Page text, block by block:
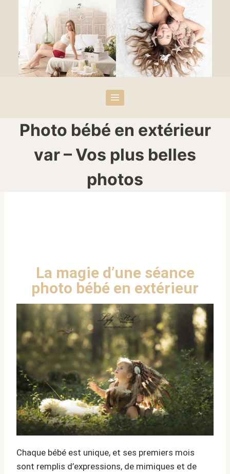
Photo bébé en extérieur
var – Vos plus belles
photos
La magie d’une séance
photo bébé en extérieur
Chaque bébé est unique, et ses premiers mois
sont remplis d’expressions, de mimiques et de